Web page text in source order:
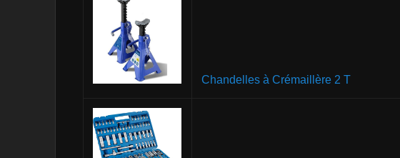
Chandelles à Crémaillère 2 T